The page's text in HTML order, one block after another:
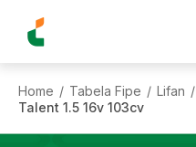
Home / Tabela Fipe / Lifan /
Talent 1.5 16v 103cv